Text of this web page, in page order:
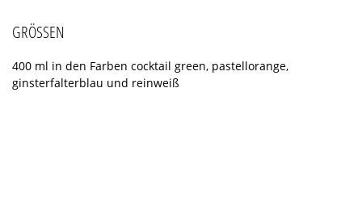
GRÖSSEN
400 ml in den Farben cocktail green, pastellorange,
ginsterfalterblau und reinweiß